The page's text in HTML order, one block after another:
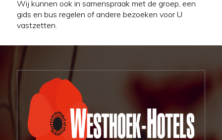
Wij kunnen ook in samenspraak met de groep, een
gids en bus regelen of andere bezoeken voor U
vastzetten.